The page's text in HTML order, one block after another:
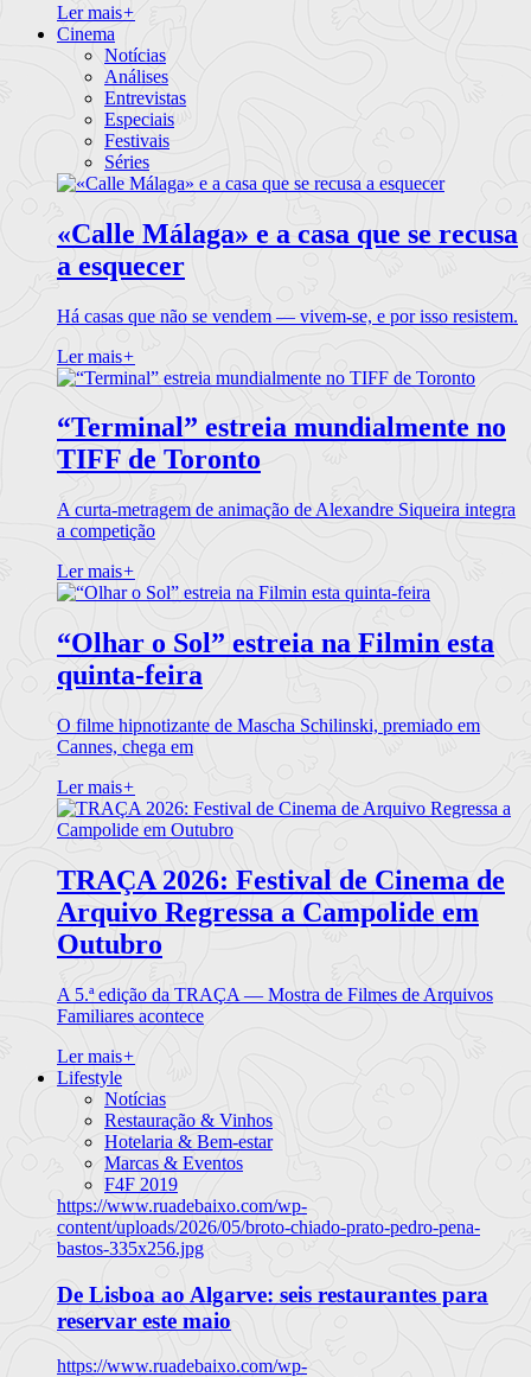
Ler mais+
Cinema
Notícias
Análises
Entrevistas
Especiais
Festivais
Séries
«Calle Málaga» e a casa que se recusa
a esquecer
Há casas que não se vendem — vivem-se, e por isso resistem.
Ler mais+
“Terminal” estreia mundialmente no
TIFF de Toronto
A curta-metragem de animação de Alexandre Siqueira integra
a competição
Ler mais+
“Olhar o Sol” estreia na Filmin esta
quinta-feira
O filme hipnotizante de Mascha Schilinski, premiado em
Cannes, chega em
Ler mais+
TRAÇA 2026: Festival de Cinema de
Arquivo Regressa a Campolide em
Outubro
A 5.ª edição da TRAÇA — Mostra de Filmes de Arquivos
Familiares acontece
Ler mais+
Lifestyle
Notícias
Restauração & Vinhos
Hotelaria & Bem-estar
Marcas & Eventos
F4F 2019
https://www.ruadebaixo.com/wp-
content/uploads/2026/05/broto-chiado-prato-pedro-pena-
bastos-335x256.jpg
De Lisboa ao Algarve: seis restaurantes para
reservar este maio
https://www.ruadebaixo.com/wp-